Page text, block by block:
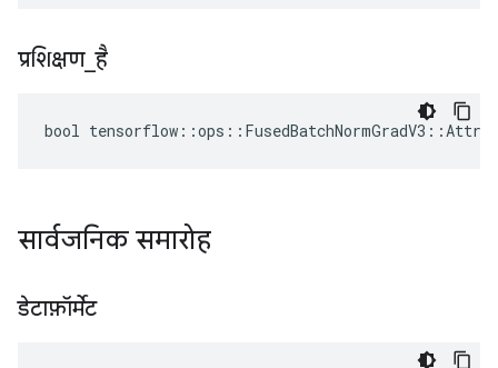
प्रशिक्षण_है
bool
सार्वजनिक समारोह
डेटाफ़ॉर्मेट